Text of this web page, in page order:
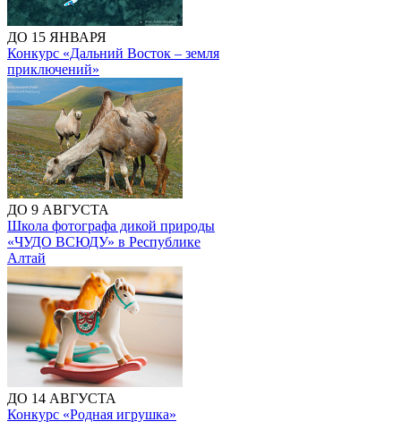
ДО 15 ЯНВАРЯ
Конкурс «Дальний Восток – земля
приключений»
ДО 9 АВГУСТА
Школа фотографа дикой природы
«ЧУДО ВСЮДУ» в Республике
Алтай
ДО 14 АВГУСТА
Конкурс «Родная игрушка»